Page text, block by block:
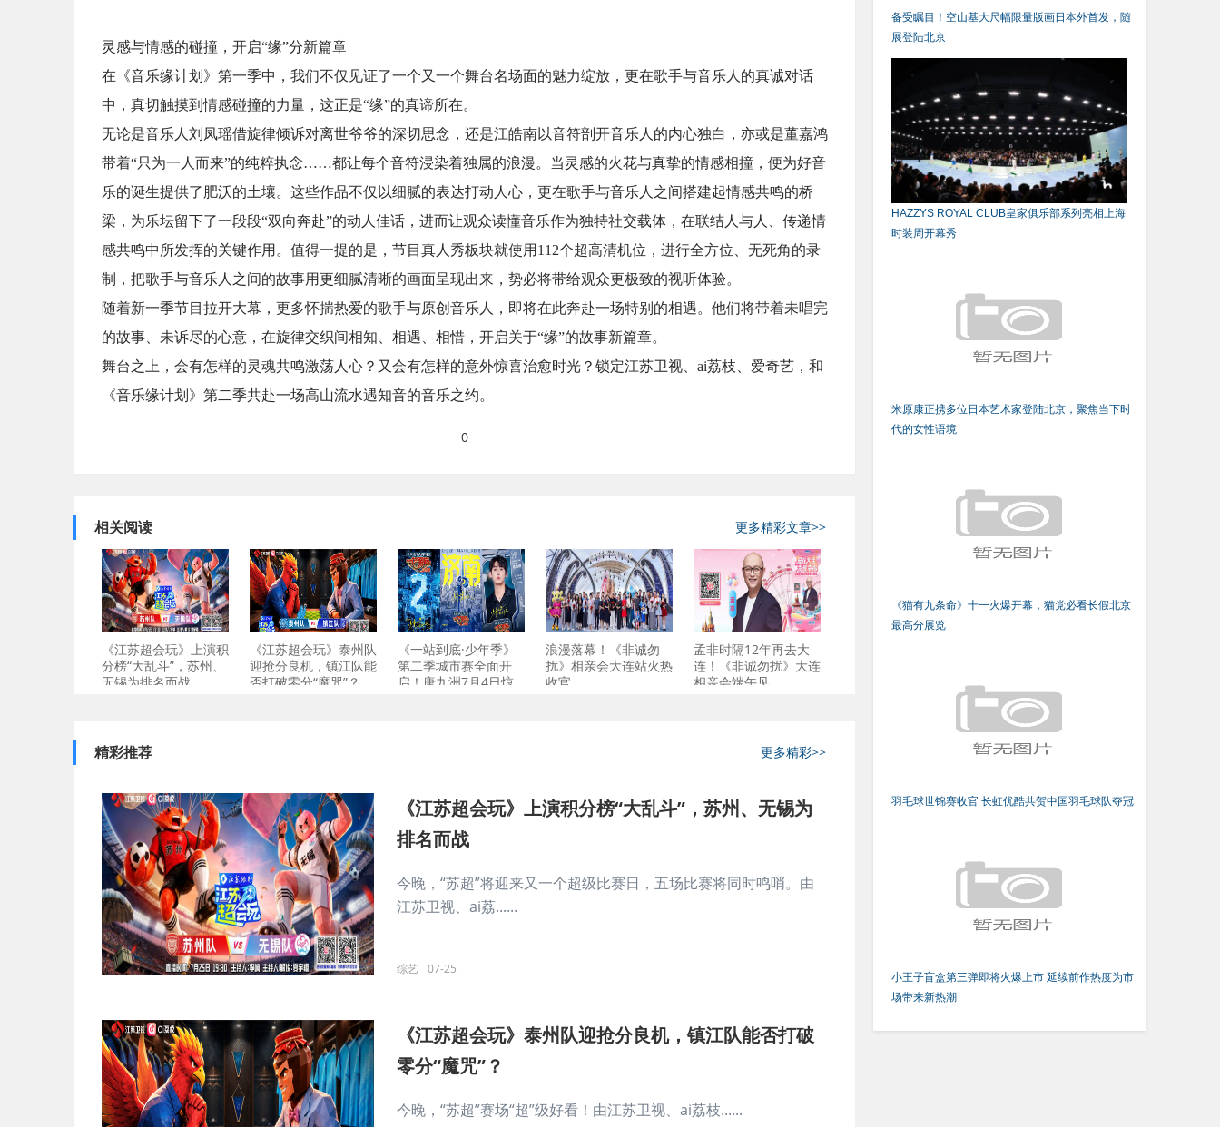
灵感与情感的碰撞，开启“缘”分新篇章
在《音乐缘计划》第一季中，我们不仅见证了一个又一个舞台名场面的魅力绽放，更在歌手与音乐人的真诚对话
中，真切触摸到情感碰撞的力量，这正是“缘”的真谛所在。
无论是音乐人刘凤瑶借旋律倾诉对离世爷爷的深切思念，还是江皓南以音符剖开音乐人的内心独白，亦或是董嘉鸿
带着“只为一人而来”的纯粹执念……都让每个音符浸染着独属的浪漫。当灵感的火花与真挚的情感相撞，便为好音
乐的诞生提供了肥沃的土壤。这些作品不仅以细腻的表达打动人心，更在歌手与音乐人之间搭建起情感共鸣的桥
梁，为乐坛留下了一段段“双向奔赴”的动人佳话，进而让观众读懂音乐作为独特社交载体，在联结人与人、传递情
感共鸣中所发挥的关键作用。值得一提的是，节目真人秀板块就使用112个超高清机位，进行全方位、无死角的录
制，把歌手与音乐人之间的故事用更细腻清晰的画面呈现出来，势必将带给观众更极致的视听体验。
随着新一季节目拉开大幕，更多怀揣热爱的歌手与原创音乐人，即将在此奔赴一场特别的相遇。他们将带着未唱完
的故事、未诉尽的心意，在旋律交织间相知、相遇、相惜，开启关于“缘”的故事新篇章。
舞台之上，会有怎样的灵魂共鸣激荡人心？又会有怎样的意外惊喜治愈时光？锁定江苏卫视、ai荔枝、爱奇艺，和
《音乐缘计划》第二季共赴一场高山流水遇知音的音乐之约。
0
相关阅读 更多精彩文章>>
《江苏超会玩》上演积
分榜“大乱斗”，苏州、
无锡为排名而战
《江苏超会玩》泰州队
迎抢分良机，镇江队能
否打破零分“魔咒”？
《一站到底·少年季》
第二季城市赛全面开
启！唐九洲7月4日惊
浪漫落幕！《非诚勿
扰》相亲会大连站火热
收官
孟非时隔12年再去大
连！《非诚勿扰》大连
相亲会端午见
精彩推荐 更多精彩>>
《江苏超会玩》上演积分榜“大乱斗”，苏州、无锡为
排名而战
今晚，“苏超”将迎来又一个超级比赛日，五场比赛将同时鸣哨。由
江苏卫视、ai荔......
综艺 07-25
《江苏超会玩》泰州队迎抢分良机，镇江队能否打破
零分“魔咒”？
今晚，“苏超”赛场“超”级好看！由江苏卫视、ai荔枝......
备受瞩目！空山基大尺幅限量版画日本外首发，随
展登陆北京
HAZZYS ROYAL CLUB皇家俱乐部系列亮相上海
时装周开幕秀
米原康正携多位日本艺术家登陆北京，聚焦当下时
代的女性语境
《猫有九条命》十一火爆开幕，猫党必看长假北京
最高分展览
羽毛球世锦赛收官 长虹优酷共贺中国羽毛球队夺冠
小王子盲盒第三弹即将火爆上市 延续前作热度为市
场带来新热潮